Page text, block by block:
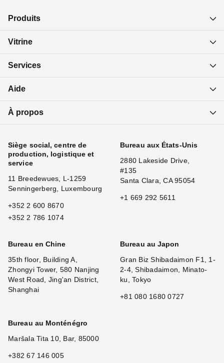
Produits
Vitrine
Services
Aide
À propos
Siège social, centre de
production, logistique et
service
11 Breedewues, L-1259
Senningerberg, Luxembourg
+352 2 600 8670
+352 2 786 1074
Bureau aux États-Unis
2880 Lakeside Drive,
#135
Santa Clara, CA 95054
+1 669 292 5611
Bureau en Chine
35th floor, Building A,
Zhongyi Tower, 580 Nanjing
West Road, Jing'an District,
Shanghai
Bureau au Japon
Gran Biz Shibadaimon F1, 1-
2-4, Shibadaimon, Minato-
ku, Tokyo
+81 080 1680 0727
Bureau au Monténégro
Maršala Tita 10, Bar, 85000
+382 67 146 005